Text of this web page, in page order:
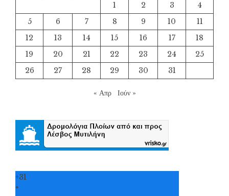
1
2 3
4
5
6 7 8 9 10
11
12
13 14 15 16 17
18
19
20 21 22 23 24
25
26
27 28 29 30 31
« Απρ Ιούν »
+31
°